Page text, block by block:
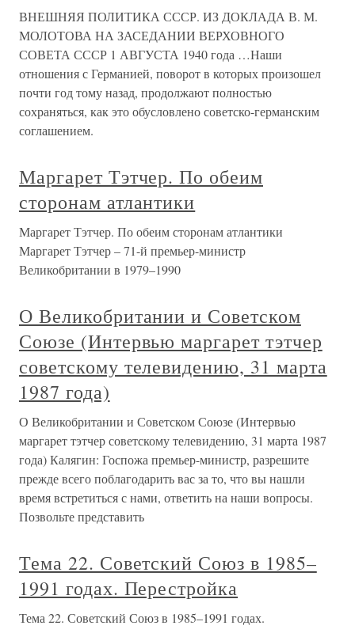
ВНЕШНЯЯ ПОЛИТИКА СССР. ИЗ ДОКЛАДА В. М.
МОЛОТОВА НА ЗАСЕДАНИИ ВЕРХОВНОГО
СОВЕТА СССР 1 АВГУСТА 1940 года …Наши
отношения с Германией, поворот в которых произошел
почти год тому назад, продолжают полностью
сохраняться, как это обусловлено советско-германским
соглашением.
Маргарет Тэтчер. По обеим
сторонам атлантики
Маргарет Тэтчер. По обеим сторонам атлантики
Маргарет Тэтчер – 71-й премьер-министр
Великобритании в 1979–1990
О Великобритании и Советском
Союзе (Интервью маргарет тэтчер
советскому телевидению, 31 марта
1987 года)
О Великобритании и Советском Союзе (Интервью
маргарет тэтчер советскому телевидению, 31 марта 1987
года) Калягин: Госпожа премьер-министр, разрешите
прежде всего поблагодарить вас за то, что вы нашли
время встретиться с нами, ответить на наши вопросы.
Позвольте представить
Тема 22. Советский Союз в 1985–
1991 годах. Перестройка
Тема 22. Советский Союз в 1985–1991 годах.